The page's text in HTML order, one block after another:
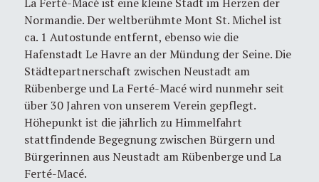
Normandie. Der weltberühmte Mont St. Michel ist
ca. 1 Autostunde entfernt, ebenso wie die
Hafenstadt Le Havre an der Mündung der Seine. Die
Städtepartnerschaft zwischen Neustadt am
Rübenberge und La Ferté-Macé wird nunmehr seit
über 30 Jahren von unserem Verein gepflegt.
Höhepunkt ist die jährlich zu Himmelfahrt
stattfindende Begegnung zwischen Bürgern und
Bürgerinnen aus Neustadt am Rübenberge und La
Ferté-Macé.